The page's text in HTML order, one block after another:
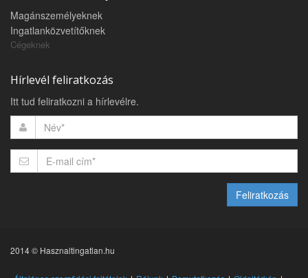
Magánszemélyeknek
Ingatlanközvetítőknek
Cégeknek
Hírlevél feliratkozás
Itt tud feliratkozni a hírlevélre.
Feliratkozás
2014 © Hasznaltingatlan.hu